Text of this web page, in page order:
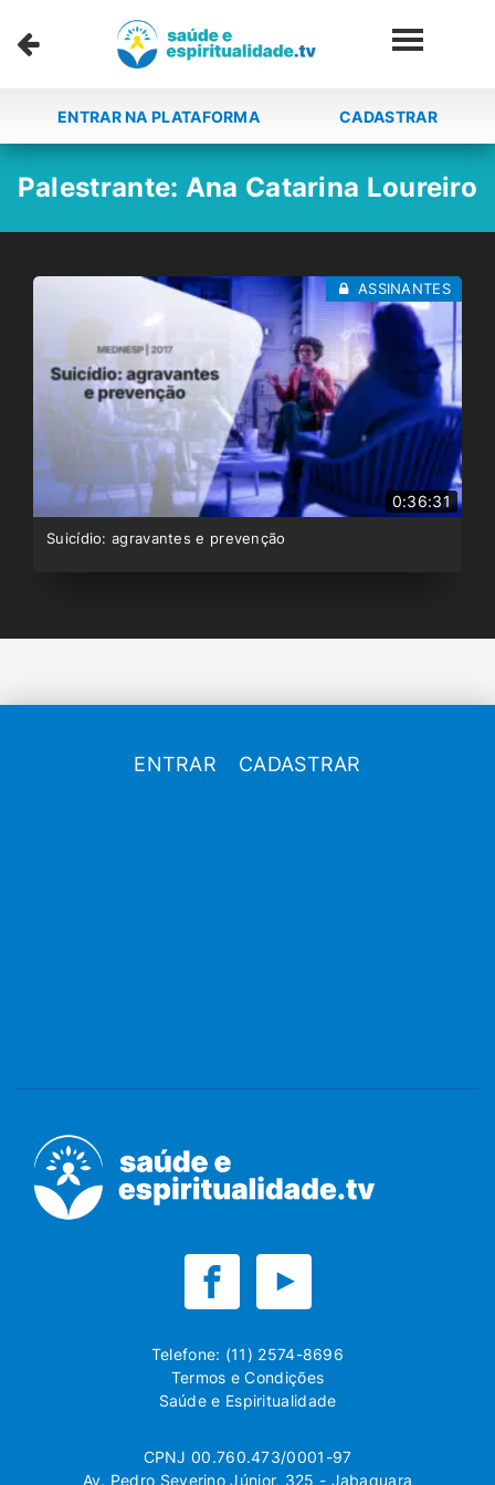
ENTRAR NA PLATAFORMA CADASTRAR
Palestrante: Ana Catarina Loureiro
0:36:31
Suicídio: agravantes e prevenção
ASSINANTES
ENTRAR CADASTRAR
Telefone: (11) 2574-8696
Termos e Condições
Saúde e Espiritualidade
CPNJ 00.760.473/0001-97
Av. Pedro Severino Júnior, 325 - Jabaquara